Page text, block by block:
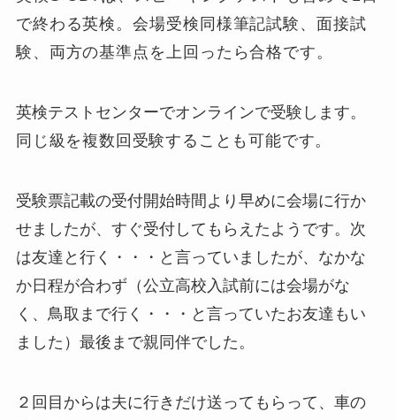
で終わる英検。会場受検同様筆記試験、面接試
験、両方の基準点を上回ったら合格です。
英検テストセンターでオンラインで受験します。
同じ級を複数回受験することも可能です。
受験票記載の受付開始時間より早めに会場に行か
せましたが、すぐ受付してもらえたようです。次
は友達と行く・・・と言っていましたが、なかな
か日程が合わず（公立高校入試前には会場がな
く、鳥取まで行く・・・と言っていたお友達もい
ました）最後まで親同伴でした。
２回目からは夫に行きだけ送ってもらって、車の